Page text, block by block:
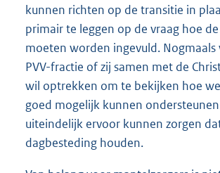
kunnen richten op de transitie in
primair te leggen op de vraag hoe
moeten worden ingevuld. Nogmaals
PVV-fractie of zij samen met de
wil optrekken om te bekijken hoe
goed mogelijk kunnen
uiteindelijk ervoor kunnen zorgen
dagbesteding houden.